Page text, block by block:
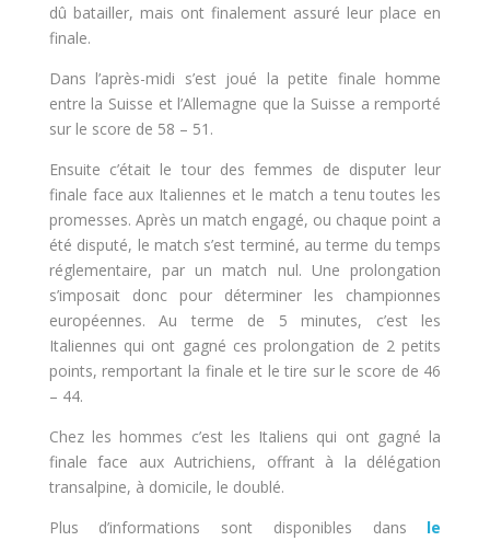
dû batailler, mais ont finalement assuré leur place en
finale.
Dans l’après-midi s’est joué la petite finale homme
entre la Suisse et l’Allemagne que la Suisse a remporté
sur le score de 58 – 51.
Ensuite c’était le tour des femmes de disputer leur
finale face aux Italiennes et le match a tenu toutes les
promesses. Après un match engagé, ou chaque point a
été disputé, le match s’est terminé, au terme du temps
réglementaire, par un match nul. Une prolongation
s’imposait donc pour déterminer les championnes
européennes. Au terme de 5 minutes, c’est les
Italiennes qui ont gagné ces prolongation de 2 petits
points, remportant la finale et le tire sur le score de 46
– 44.
Chez les hommes c’est les Italiens qui ont gagné la
finale face aux Autrichiens, offrant à la délégation
transalpine, à domicile, le doublé.
Plus d’informations sont disponibles dans le